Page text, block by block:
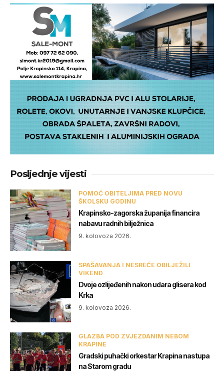
Posljednje vijesti
POMOĆ OBITELJIMA PRED NOVU
ŠKOLSKU GODINU
Krapinsko-zagorska županija financira
nabavu radnih bilježnica
9. kolovoza 2026.
SPAŠAVANJA I NESREĆE OBILJEŽILI
VIKEND
Dvoje ozlijeđenih nakon udara glisera kod
Krka
9. kolovoza 2026.
GLAZBA POD ZVJEZDANIM NEBOM
KRAPINE
Gradski puhački orkestar Krapina nastupa
na Starom gradu